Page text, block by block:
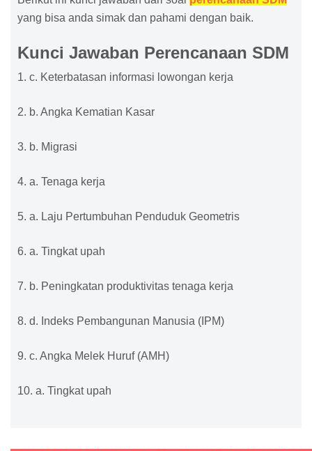
yang bisa anda simak dan pahami dengan baik.
Kunci Jawaban Perencanaan SDM
1. c. Keterbatasan informasi lowongan kerja
2. b. Angka Kematian Kasar
3. b. Migrasi
4. a. Tenaga kerja
5. a. Laju Pertumbuhan Penduduk Geometris
6. a. Tingkat upah
7. b. Peningkatan produktivitas tenaga kerja
8. d. Indeks Pembangunan Manusia (IPM)
9. c. Angka Melek Huruf (AMH)
10. a. Tingkat upah